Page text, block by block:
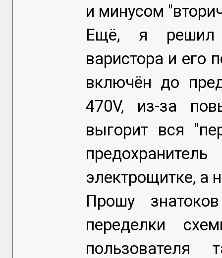
и минусом
Ещё, я решил
варистора и его
включён до
470V, из-за
выгорит вся
электрощитке, а
Прошу
переделки